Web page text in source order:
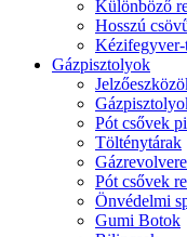
Különböző
Hosszú
Kézifegyver-
Gázpisztolyok
Pót csővek
Tölténytárak
Pót csővek
Önvédelmi
Gumi Botok